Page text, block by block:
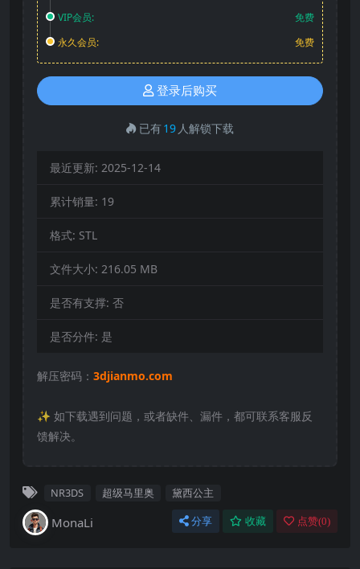
VIP会员:
免费
永久会员:
免费
登录后购买
已有19 人解锁下载
最近更新: 2025-12-14
累计销量: 19
格式: STL
文件大小: 216.05 MB
是否有支撑: 否
是否分件: 是
解压密码： 3djianmo.com
✨️ 如下载遇到问题，或者缺件、漏件，都可联系客服反
馈解决。
NR3DS 超级马里奥 黛西公主
MonaLi 分享 收藏 点赞(0)